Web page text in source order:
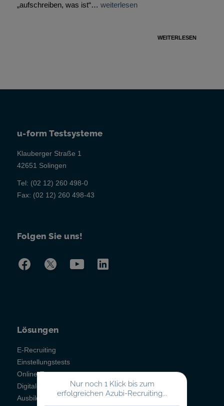
„aufschreiben, was ist“… weiterlesen
WEITERLESEN
u-form Testsysteme
Klauberger Straße 1
42651 Solingen
Tel: (02 12) 260 498-0
Fax: (02 12) 260 498-43
Folgen Sie uns!
Lösungen
E-Recruiting
Einstellungstests
Online-Testsystem
Digitales Berichtsheft
Ausbildungsmanagement
Nur noch 1 Klick bis zum
erfolgreichen Azubi-Recruiting...